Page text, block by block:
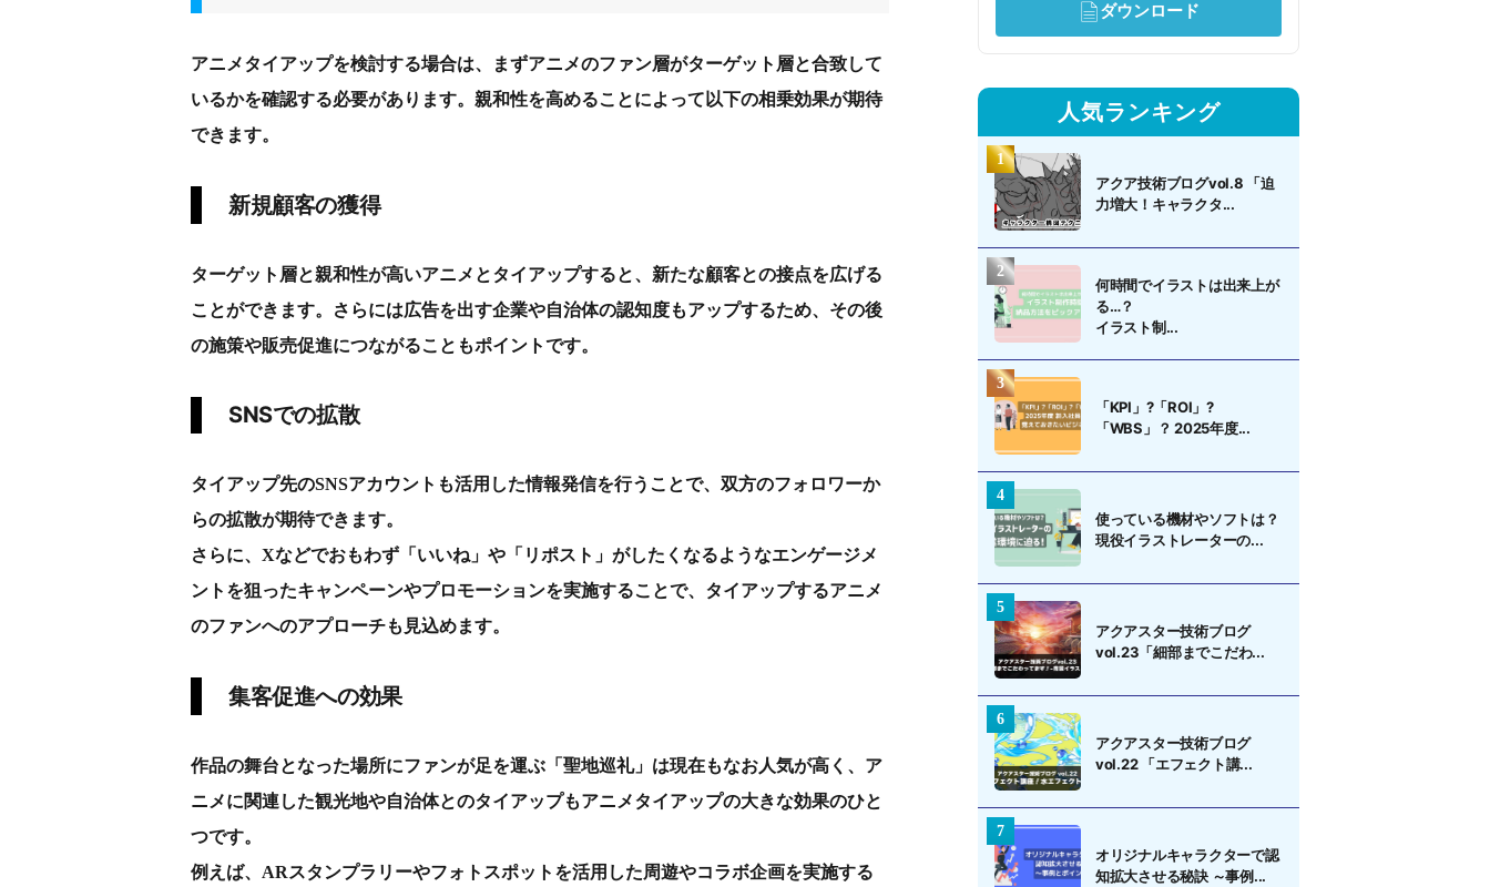
アニメタイアップを検討する場合は、まずアニメのファン層がターゲット層と合致して
いるかを確認する必要があります。親和性を高めることによって以下の相乗効果が期待
できます。
新規顧客の獲得
ターゲット層と親和性が高いアニメとタイアップすると、新たな顧客との接点を広げる
ことができます。さらには広告を出す企業や自治体の認知度もアップするため、その後
の施策や販売促進につながることもポイントです。
SNSでの拡散
タイアップ先のSNSアカウントも活用した情報発信を行うことで、双方のフォロワーか
らの拡散が期待できます。
さらに、Xなどでおもわず「いいね」や「リポスト」がしたくなるようなエンゲージメ
ントを狙ったキャンペーンやプロモーションを実施することで、タイアップするアニメ
のファンへのアプローチも見込めます。
集客促進への効果
作品の舞台となった場所にファンが足を運ぶ「聖地巡礼」は現在もなお人気が高く、ア
ニメに関連した観光地や自治体とのタイアップもアニメタイアップの大きな効果のひと
つです。
例えば、ARスタンプラリーやフォトスポットを活用した周遊やコラボ企画を実施する
ダウンロード
人気ランキング
アクア技術ブログvol.8 「迫
力増大！キャラクタ...
何時間でイラストは出来上が
る…？
イラスト制...
「KPI」?「ROI」?
「WBS」？ 2025年度...
使っている機材やソフトは？
現役イラストレーターの...
アクアスター技術ブログ
vol.23「細部までこだわ...
アクアスター技術ブログ
vol.22 「エフェクト講...
オリジナルキャラクターで認
知拡大させる秘訣 ～事例...